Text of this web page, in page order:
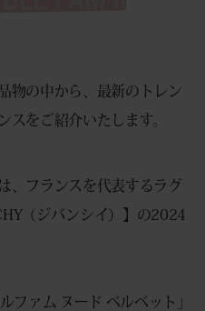
物の中から、最新のトレン
スをご紹介いたします。
、フランスを代表するラグ
（ジバンシイ）】の2024
ファム ヌード ベルベット」